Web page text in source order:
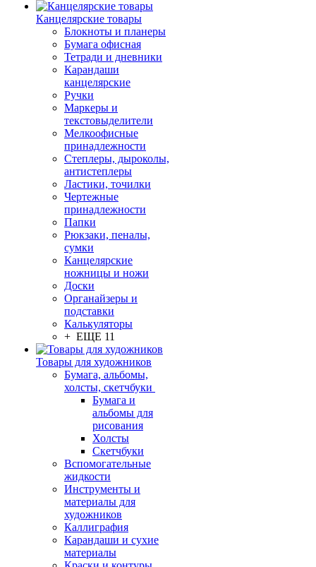
Канцелярские товары
Блокноты и планеры
Бумага офисная
Тетради и дневники
Карандаши
канцелярские
Ручки
Маркеры и
текстовыделители
Мелкоофисные
принадлежности
Степлеры, дыроколы,
антистеплеры
Ластики, точилки
Чертежные
принадлежности
Папки
Рюкзаки, пеналы,
сумки
Канцелярские
ножницы и ножи
Доски
Органайзеры и
подставки
Калькуляторы
+ ЕЩЕ 11
Товары для художников
Бумага, альбомы,
холсты, скетчбуки
Бумага и
альбомы для
рисования
Холсты
Скетчбуки
Вспомогательные
жидкости
Инструменты и
материалы для
художников
Каллиграфия
Карандаши и сухие
материалы